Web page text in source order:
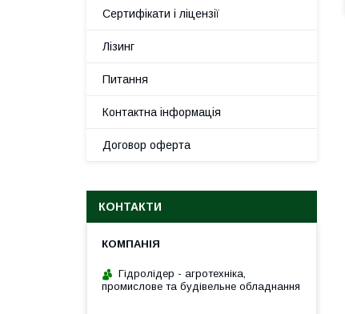
Сертифікати і ліцензії
Лізинг
Питання
Контактна інформація
Договор оферта
КОНТАКТИ
Гідролідер - агротехніка,
промислове та будівельне обладнання